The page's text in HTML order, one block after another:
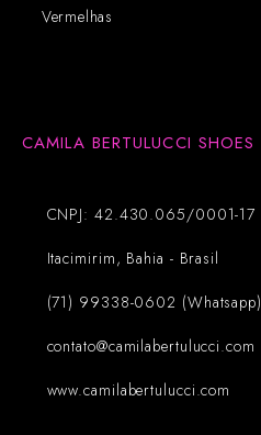
Vermelhas
CAMILA BERTULUCCI SHOES
CNPJ: 42.430.065/0001-17
Itacimirim, Bahia - Brasil
(71) 99338-0602 (Whatsapp)
contato@camilabertulucci.com
www.camilabertulucci.com